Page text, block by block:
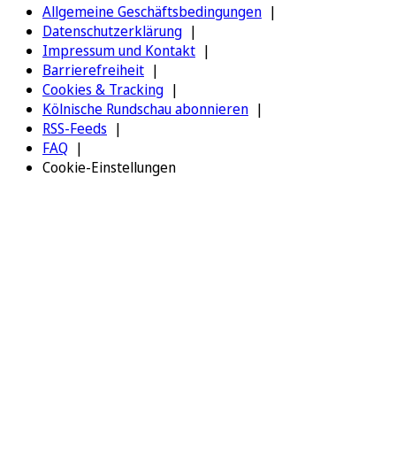
Allgemeine Geschäftsbedingungen
Datenschutzerklärung
Impressum und Kontakt
Barrierefreiheit
Cookies & Tracking
Kölnische Rundschau abonnieren
RSS-Feeds
FAQ
Cookie-Einstellungen